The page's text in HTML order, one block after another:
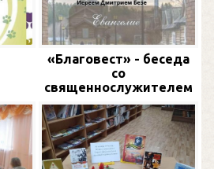
«Благовест» - беседа
со
священнослужителем